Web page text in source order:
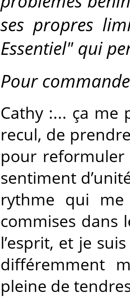
ses propres
Essentiel" qui
Pour
Cathy :... ça
recul, de
pour reformuler
sentiment
rythme qui me
commises dans
l’esprit, et je
différemment
pleine de